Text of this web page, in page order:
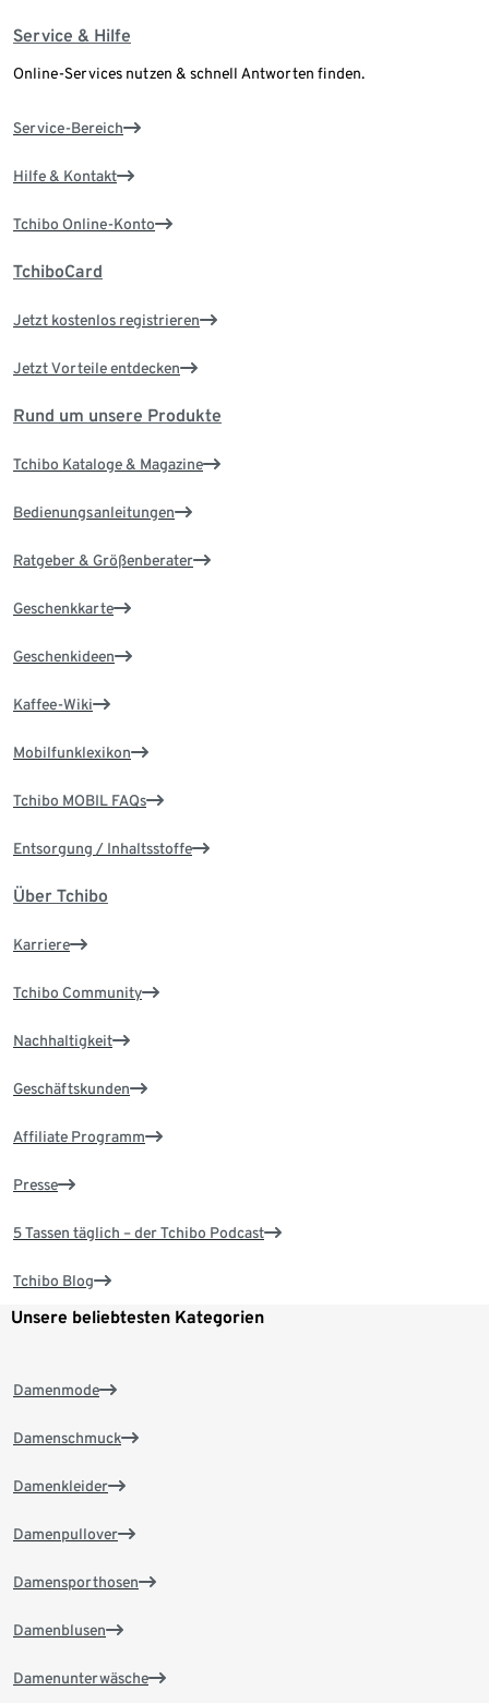
Service & Hilfe
Online-Services nutzen & schnell Antworten finden.
Service-Bereich
Hilfe & Kontakt
Tchibo Online-Konto
TchiboCard
Jetzt kostenlos registrieren
Jetzt Vorteile entdecken
Rund um unsere Produkte
Tchibo Kataloge & Magazine
Bedienungsanleitungen
Ratgeber & Größenberater
Geschenkkarte
Geschenkideen
Kaffee-Wiki
Mobilfunklexikon
Tchibo MOBIL FAQs
Entsorgung / Inhaltsstoffe
Über Tchibo
Karriere
Tchibo Community
Nachhaltigkeit
Geschäftskunden
Affiliate Programm
Presse
5 Tassen täglich – der Tchibo Podcast
Tchibo Blog
Unsere beliebtesten Kategorien
Damenmode
Damenschmuck
Damenkleider
Damenpullover
Damensporthosen
Damenblusen
Damenunterwäsche